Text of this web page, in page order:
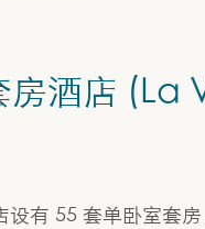
房酒店 (La
分），依据为
设有 55 套单卧室套